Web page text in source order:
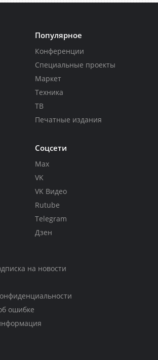
Популярное
Конференции
Специальные проекты
Маркет
Техника
ТВ
Печатные издания
Соцсети
Max
VK
VK Видео
Rutube
Telegram
Дзен
на новости
ошибке